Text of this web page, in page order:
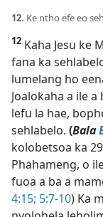
12. Ke ntho efe eo
12 Kaha Jesu ke
fana ka
lumelang ho
Joalokaha a ile
lefu la hae,
sehlabelo. (Bala
kolobetsoa ka
Phahameng, o
fuoa a ba a
4:15; 5:7-10) Ka